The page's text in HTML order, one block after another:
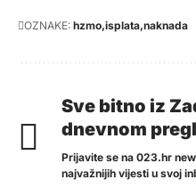
OZNAKE: hzmo isplata naknada
Sve bitno iz
dnevnom
Prijavite se na 023.hr
najvažnijih vijesti u svoj